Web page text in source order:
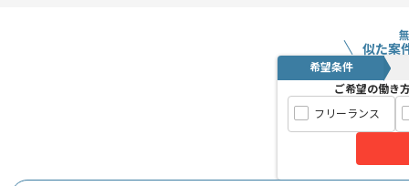
似た案
希望条件
ご希望の働き
フリーランス